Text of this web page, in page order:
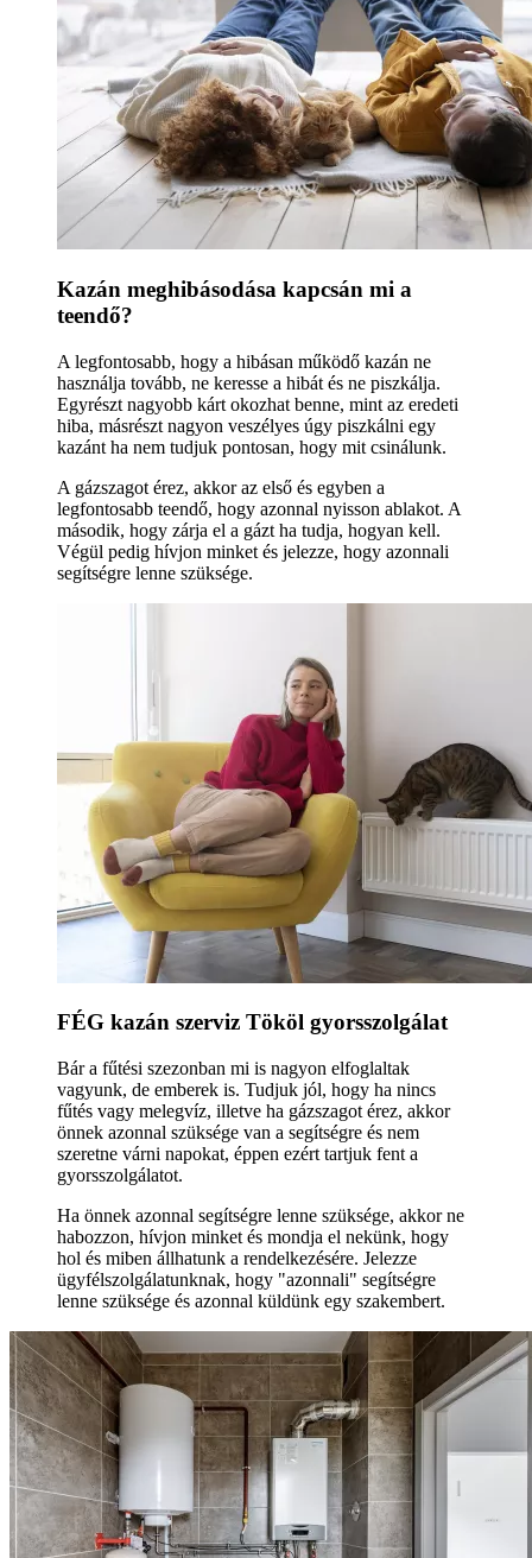
Kazán meghibásodása kapcsán mi a
teendő?
A legfontosabb, hogy a hibásan működő kazán ne
használja tovább, ne keresse a hibát és ne piszkálja.
Egyrészt nagyobb kárt okozhat benne, mint az eredeti
hiba, másrészt nagyon veszélyes úgy piszkálni egy
kazánt ha nem tudjuk pontosan, hogy mit csinálunk.
A gázszagot érez, akkor az első és egyben a
legfontosabb teendő, hogy azonnal nyisson ablakot. A
második, hogy zárja el a gázt ha tudja, hogyan kell.
Végül pedig hívjon minket és jelezze, hogy azonnali
segítségre lenne szüksége.
FÉG kazán szerviz Tököl gyorsszolgálat
Bár a fűtési szezonban mi is nagyon elfoglaltak
vagyunk, de emberek is. Tudjuk jól, hogy ha nincs
fűtés vagy melegvíz, illetve ha gázszagot érez, akkor
önnek azonnal szüksége van a segítségre és nem
szeretne várni napokat, éppen ezért tartjuk fent a
gyorsszolgálatot.
Ha önnek azonnal segítségre lenne szüksége, akkor ne
habozzon, hívjon minket és mondja el nekünk, hogy
hol és miben állhatunk a rendelkezésére. Jelezze
ügyfélszolgálatunknak, hogy "azonnali" segítségre
lenne szüksége és azonnal küldünk egy szakembert.